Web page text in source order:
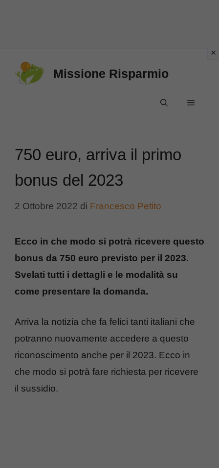
Missione Risparmio
Menu
750 euro, arriva il primo
bonus del 2023
2 Ottobre 2022 di Francesco Petito
Ecco in che modo si potrà ricevere questo
bonus da 750 euro previsto per il 2023.
Svelati tutti i dettagli e le modalità su
come presentare la domanda.
Arriva la notizia che fa felici tanti italiani che
potranno nuovamente accedere a questo
riconoscimento anche per il 2023. Ecco in
che modo si potrà fare richiesta per ricevere
il sussidio.